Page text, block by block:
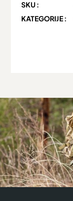
SKU :
KATEGORIJE :